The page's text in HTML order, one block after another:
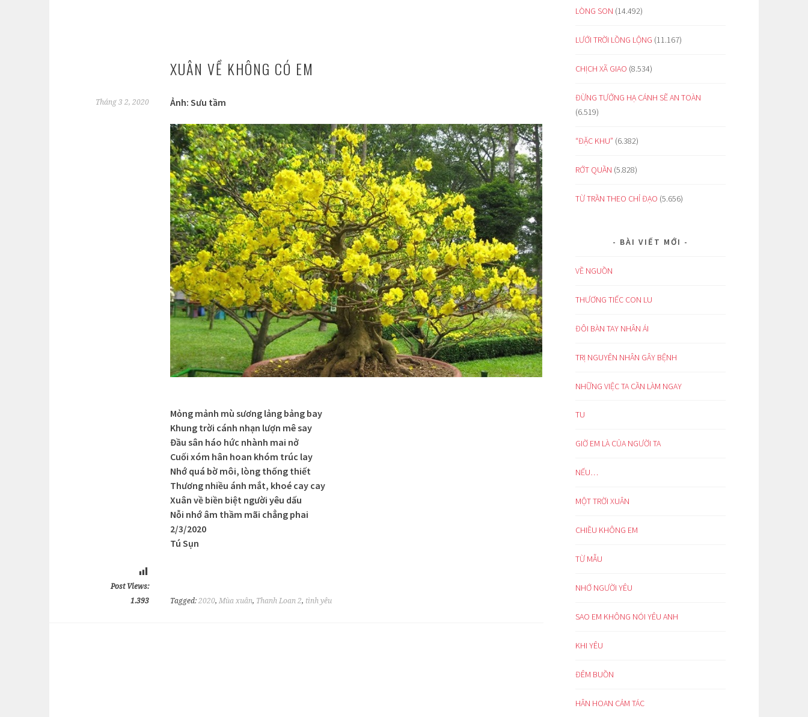
XUÂN VỀ KHÔNG CÓ EM
Tháng 3 2, 2020 Ảnh: Sưu tầm
Mỏng mảnh mù sương lảng bảng bay
Khung trời cánh nhạn lượn mê say
Đầu sân háo hức nhành mai nở
Cuối xóm hân hoan khóm trúc lay
Nhớ quá bờ môi, lòng thống thiết
Thương nhiều ánh mắt, khoé cay cay
Xuân về biền biệt người yêu dấu
Nỗi nhớ âm thầm mãi chẳng phai
2/3/2020
Tú Sụn
Post Views:
1.393
Tagged: 2020, Mùa xuân, Thanh Loan 2, tình yêu
LÒNG SON (14.492)
LƯỚI TRỜI LỒNG LỘNG (11.167)
CHỊCH XÃ GIAO (8.534)
ĐỪNG TƯỞNG HẠ CÁNH SẼ AN TOÀN
(6.519)
“ĐẶC KHU” (6.382)
RỚT QUẦN (5.828)
TỪ TRẦN THEO CHỈ ĐẠO (5.656)
BÀI VIẾT MỚI
VỀ NGUỒN
THƯƠNG TIẾC CON LU
ĐÔI BÀN TAY NHÂN ÁI
TRỊ NGUYÊN NHÂN GÂY BỆNH
NHỮNG VIỆC TA CẦN LÀM NGAY
TU
GIỜ EM LÀ CỦA NGƯỜI TA
NẾU…
MỘT TRỜI XUÂN
CHIỀU KHÔNG EM
TỪ MẪU
NHỚ NGƯỜI YÊU
SAO EM KHÔNG NÓI YÊU ANH
KHI YÊU
ĐÊM BUỒN
HÂN HOAN CẢM TÁC